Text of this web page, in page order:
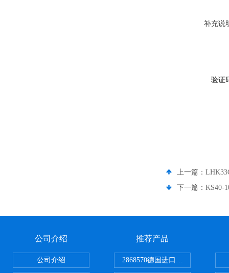
补充说
验证
上一篇：
下一篇： KS40-
公司介绍
公司介绍
推荐产品
2868570德国进口菲尼克斯电源